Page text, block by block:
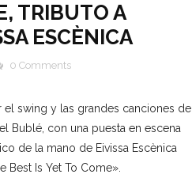
TRIBUTO A
ESCÈNICA
0 Comments
el swing y las grandes canciones de
Bublé, con una puesta en escena
de la mano de Eivissa Escènica
Best Is Yet To Come».